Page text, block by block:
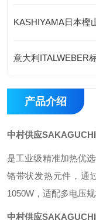
KASHIYAMA日本樫
意大利ITALWEBER
产品介绍
中村供应
是工业级精准加热优
铬带状发热元件，通
1050W，适配多电压规
中村供应